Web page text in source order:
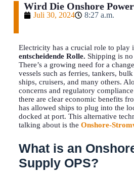
Wird Die Onshore
Juli 30, 2024 8:27 a.m.
Electricity has a crucial role to play
entscheidende Rolle. Shipping is
There’s a growing need for a
vessels such as ferries, tankers,
ships, cruisers, and many others.
concerns and regulatory
there are clear economic benefits
has allowed ships to plug into the
docked at port. This alternative
talking about is the Onshore-
What is an
Supply OPS?